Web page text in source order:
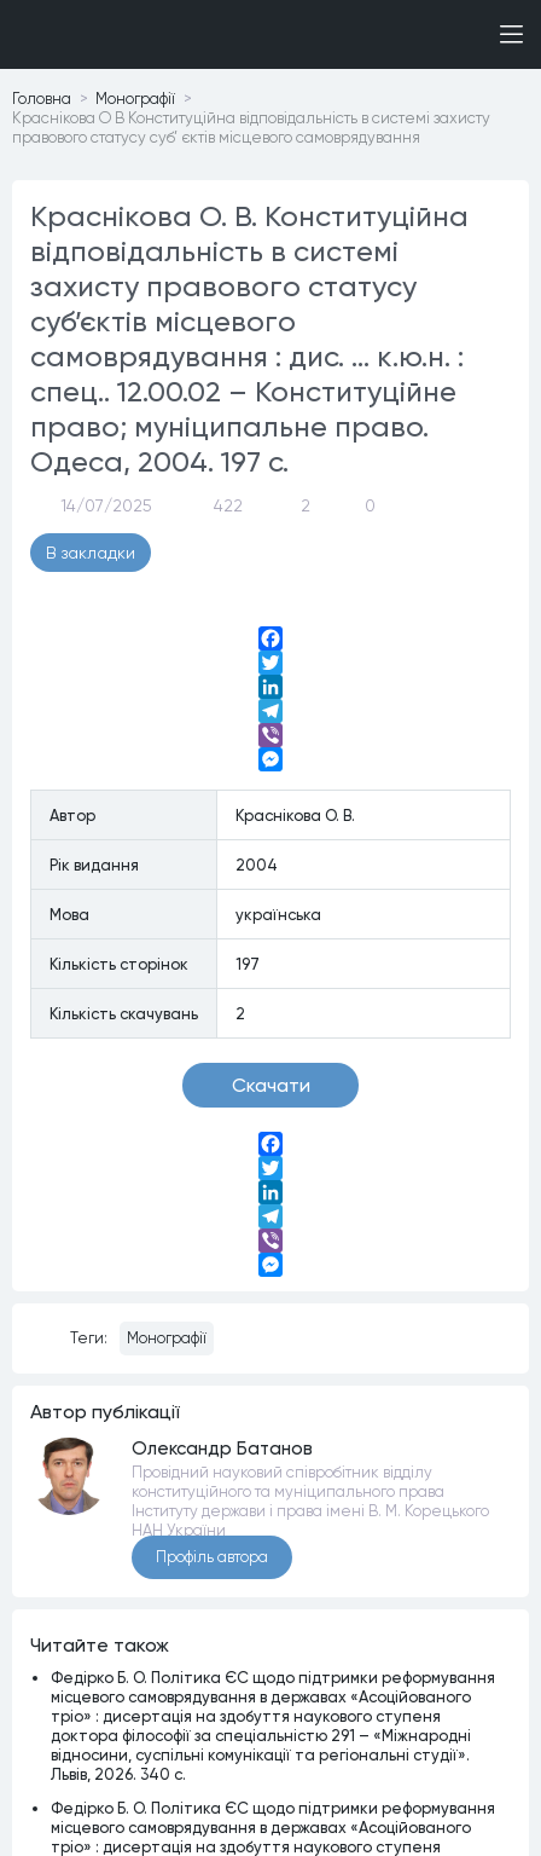
Головна
Монографiї
Краснікова О В Конституційна відповідальність в системі захисту
правового статусу суб’ єктів місцевого самоврядування
Краснікова О. В. Конституційна
відповідальність в системі
захисту правового статусу
суб’єктів місцевого
самоврядування : дис. … к.ю.н. :
спец.. 12.00.02 – Конституційне
право; муніципальне право.
Одеса, 2004. 197 с.
14/07/2025 422 2 0
В закладки
Facebook
Twitter
LinkedIn
Telegram
Viber
Автор
Краснікова О. В.
Рiк видання 2004
Мова українська
Кiлькiсть сторiнок 197
Кiлькiсть скачувань 2
Скачати
Facebook
Twitter
LinkedIn
Telegram
Viber
Теги: Монографії
Автор публiкацiї
Олександр Батанов
Провідний науковий співробітник відділу
конституційного та муніципального права
Інституту держави і права імені В. М. Корецького
НАН України
Профiль автора
Читайте також
Федірко Б. О. Політика ЄС щодо підтримки реформування
місцевого самоврядування в державах «Асоційованого
тріо» : дисертація на здобуття наукового ступеня
доктора філософії за спеціальністю 291 – «Міжнародні
відносини, суспільні комунікації та регіональні студії».
Львів, 2026. 340 c.
Федірко Б. О. Політика ЄС щодо підтримки реформування
місцевого самоврядування в державах «Асоційованого
тріо» : дисертація на здобуття наукового ступеня